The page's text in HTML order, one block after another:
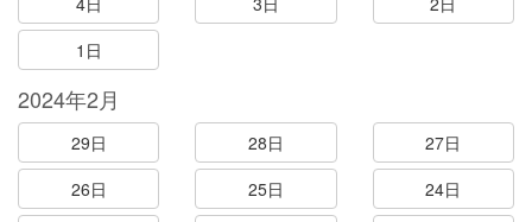
1日
2024年2月
29日 28日
27日
26日
25日
24日